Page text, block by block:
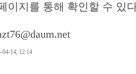
이지를 통해 확인할 수 있
14, 12:14